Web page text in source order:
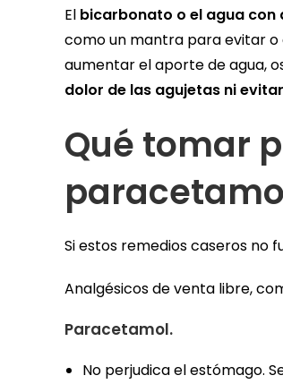
El bicarbonato o el agua con
como un mantra para evitar o
aumentar el aporte de agua,
dolor de las agujetas ni
Qué tomar
Si estos remedios caseros no
Analgésicos de venta libre,
Paracetamol.
No perjudica el estómago.